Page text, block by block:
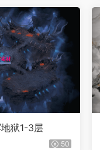
狱1-3层
50